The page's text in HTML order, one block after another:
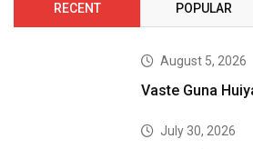
RECENT POPULAR
August 5, 2026
Vaste Guna
July 30, 2026